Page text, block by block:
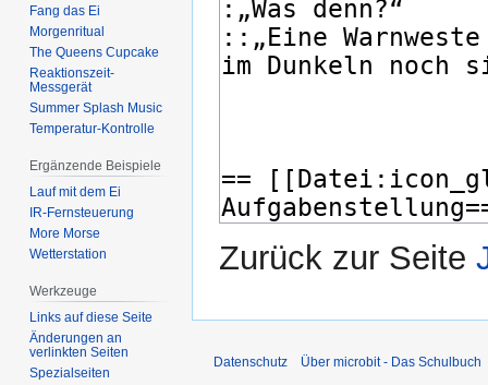
Zurück zur Seite
Fang das Ei
Morgenritual
The Queens Cupcake
Reaktionszeit-
Messgerät
Summer Splash Music
Temperatur-Kontrolle
Ergänzende Beispiele
Lauf mit dem Ei
IR-Fernsteuerung
More Morse
Wetterstation
Werkzeuge
Links auf diese Seite
Änderungen an
verlinkten Seiten
Spezialseiten
Datenschutz Über microbit - Das Schulbuch